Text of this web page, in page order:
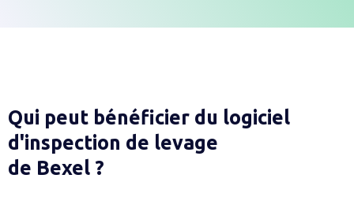
Qui peut bénéficier du logiciel
d'inspection de levage
de Bexel ?